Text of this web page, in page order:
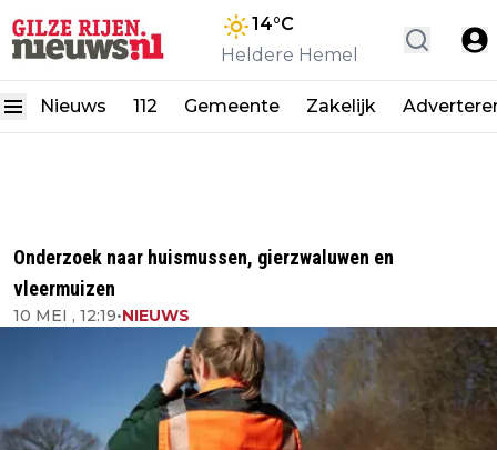
14°C
Heldere Hemel
Nieuws 112 Gemeente Zakelijk
Onderzoek naar huismussen, gierzwaluwen en
vleermuizen
10 MEI , 12:19•NIEUWS